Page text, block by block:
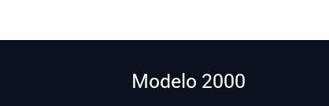
Modelo 2000